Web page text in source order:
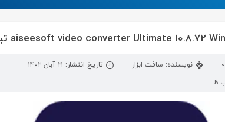
نویسنده: سافت ابزار
تاریخ انتشار: ۲۱ آبان ۱۴۰۲